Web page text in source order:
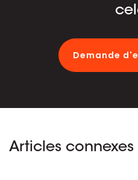
Demande
Articles connexes